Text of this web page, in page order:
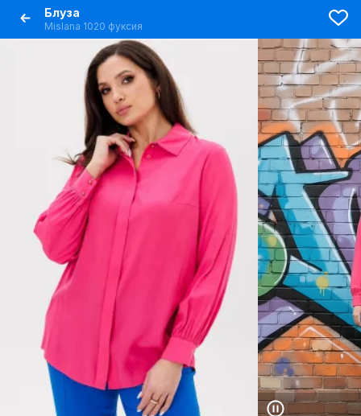
Блуза
Mislana 1020 фуксия